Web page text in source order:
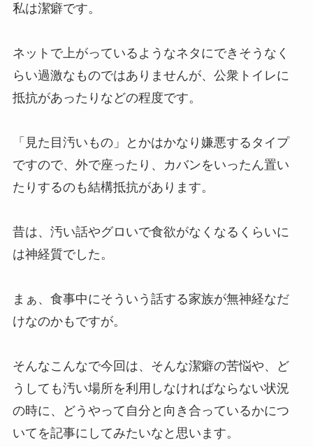
私は潔癖です。
ネットで上がっているようなネタにできそうなく
らい過激なものではありませんが、公衆トイレに
抵抗があったりなどの程度です。
「見た目汚いもの」とかはかなり嫌悪するタイプ
ですので、外で座ったり、カバンをいったん置い
たりするのも結構抵抗があります。
昔は、汚い話やグロいで食欲がなくなるくらいに
は神経質でした。
まぁ、食事中にそういう話する家族が無神経なだ
けなのかもですが。
そんなこんなで今回は、そんな潔癖の苦悩や、ど
うしても汚い場所を利用しなければならない状況
の時に、どうやって自分と向き合っているかにつ
いてを記事にしてみたいなと思います。